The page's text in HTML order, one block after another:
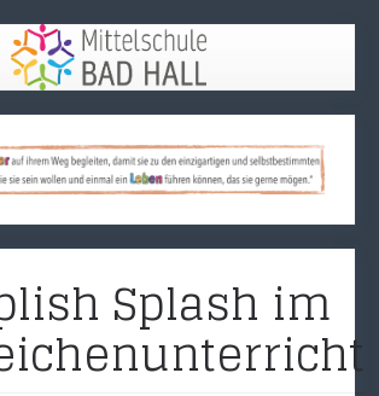
Splash im